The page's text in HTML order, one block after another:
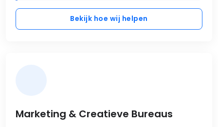
Bekijk hoe wij helpen
Marketing & Creatieve Bureaus